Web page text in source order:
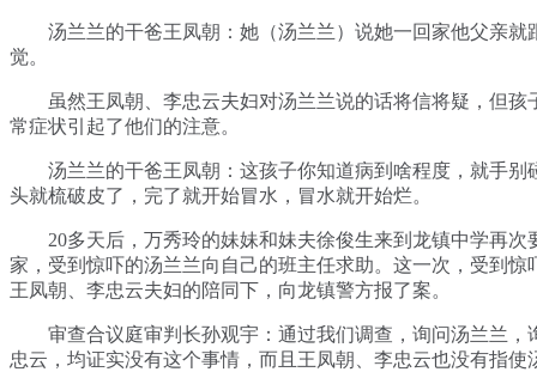
汤兰兰的干爸王凤朝：她（汤兰兰）说她一回家他父亲就
觉。
虽然王凤朝、李忠云夫妇对汤兰兰说的话将信将疑，但孩
常症状引起了他们的注意。
汤兰兰的干爸王凤朝：这孩子你知道病到啥程度，就手别
头就梳破皮了，完了就开始冒水，冒水就开始烂。
20多天后，万秀玲的妹妹和妹夫徐俊生来到龙镇中学再次
家，受到惊吓的汤兰兰向自己的班主任求助。这一次，受到惊
王凤朝、李忠云夫妇的陪同下，向龙镇警方报了案。
审查合议庭审判长孙观宇：通过我们调查，询问汤兰兰，
忠云，均证实没有这个事情，而且王凤朝、李忠云也没有指使